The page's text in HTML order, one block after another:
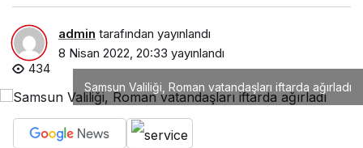
admin tarafından yayınlandı
8 Nisan 2022, 20:33 yayınlandı
434
Samsun Valiliği, Roman vatandaşları iftarda ağırladı